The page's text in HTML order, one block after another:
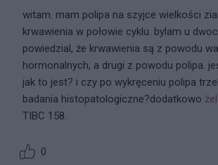
witam. mam polipa na szyjce wielkości
krwawienia w połowie cyklu. bylam u
powiedzial, że krwawienia są z powodu
hormonalnych, a drugi z powodu polipa.
jak to jest? i czy po wykręceniu polipa
badania histopatologiczne?dodatkowo
TIBC 158.
0